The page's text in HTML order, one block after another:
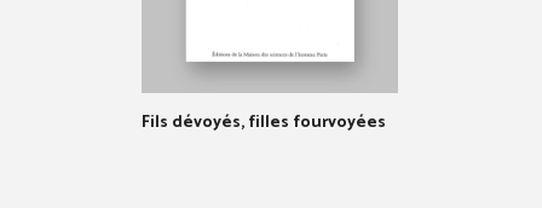
Fils dévoyés, filles fourvoyées